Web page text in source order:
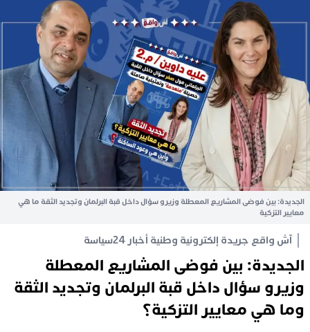
آش واقع جريدة إلكترونية وطنية أخبار 24 سياسة
الجديدة: بين فوضى المشاريع المعطلة
وزيرو سؤال داخل قبة البرلمان وتجديد الثقة
وما هي معايير التزكية؟
الجديدة: بين فوضى المشاريع المعطلة وزيرو سؤال داخل قبة البرلمان وتجديد الثقة ما هي
معايير التزكية